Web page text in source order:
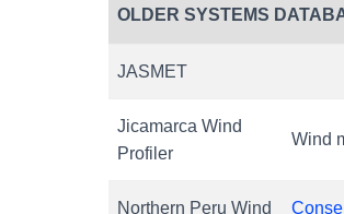
OLDER SYSTEMS
JASMET
Jicamarca Wind
Profiler
Wind
Northern Peru Wind